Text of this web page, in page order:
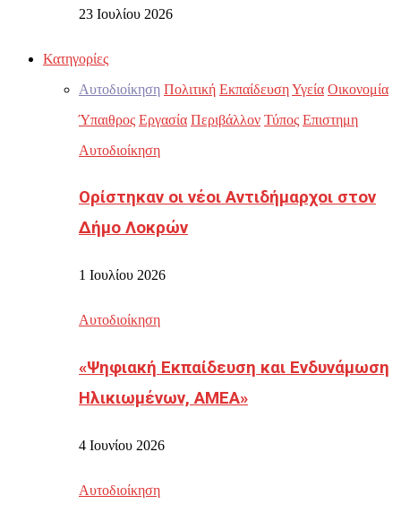
23 Ιουλίου 2026
Κατηγορίες
Αυτοδιοίκηση Πολιτική ΕκπαίδευσηΥγεία Οικονομία
Ύπαιθρος Εργασία Περιβάλλον Τύπος Επιστημη
Αυτοδιοίκηση
Ορίστηκαν οι νέοι Αντιδήμαρχοι στον
Δήμο Λοκρών
1 Ιουλίου 2026
Αυτοδιοίκηση
«Ψηφιακή Εκπαίδευση και Ενδυνάμωση
Ηλικιωμένων, ΑΜΕΑ»
4 Ιουνίου 2026
Αυτοδιοίκηση